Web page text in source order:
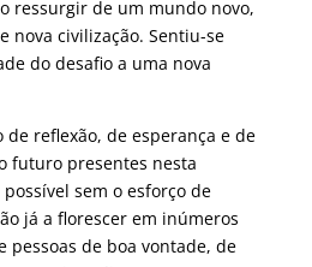
ressurgir de um mundo novo,
nova civilização. Sentiu-se
do desafio a uma nova
reflexão, de esperança e de
futuro presentes nesta
sem o esforço de
já a florescer em inúmeros
pessoas de boa vontade, de